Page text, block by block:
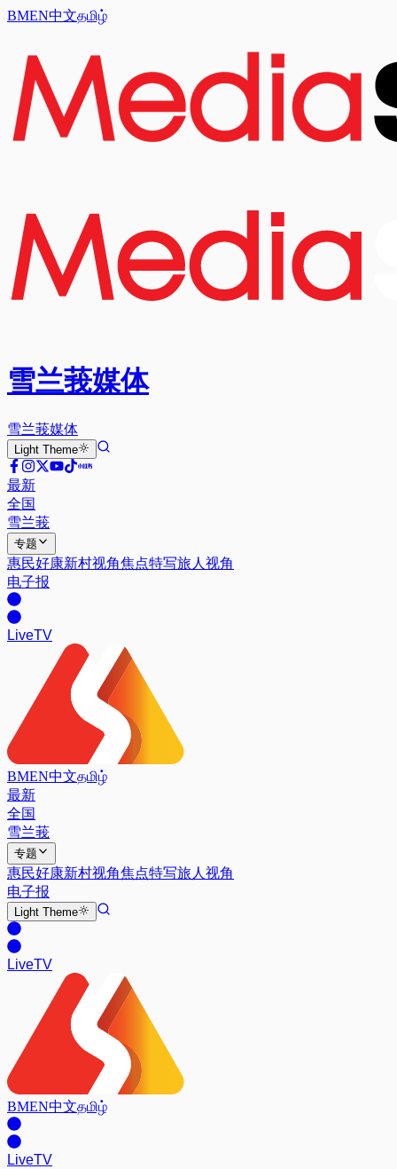
BMEN中文தமிழ்
雪兰莪媒体
雪兰莪媒体
Light Theme
最新
全国
雪兰莪
专题
惠民好康新村视角焦点特写旅人视角
电子报
LiveTV
BMEN中文தமிழ்
最新
全国
雪兰莪
专题
惠民好康新村视角焦点特写旅人视角
电子报
Light Theme
LiveTV
BMEN中文தமிழ்
LiveTV